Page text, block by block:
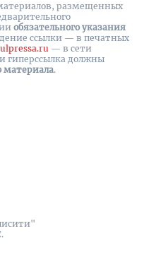
размещенных
обязательного указания
ссылки — в печатных
ulpressa.ru — в сети
гиперссылка должны
материала.